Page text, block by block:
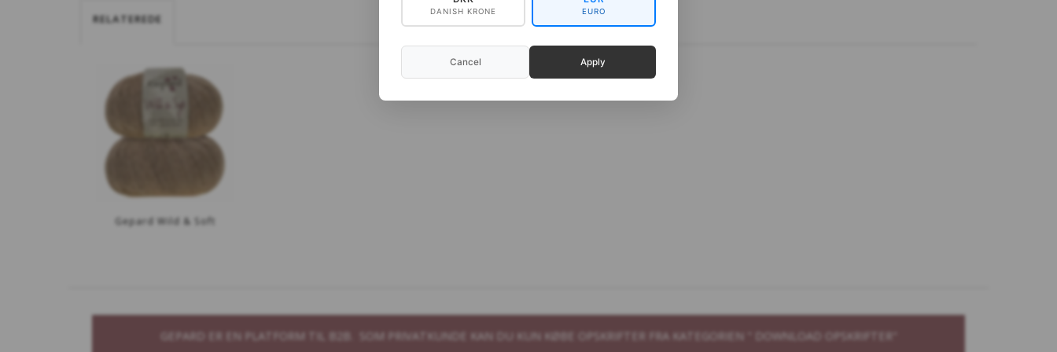
RELATEREDE
Gepard Wild & Soft
GEPARD ER EN PLATFORM TIL B2B. SOM PRIVATKUNDE KAN DU KUN KØBE OPSKRIFTER FRA KATEGORIEN " DOWNLOAD OPSKRIFTER"
DANISH KRONE EURO
Cancel Apply